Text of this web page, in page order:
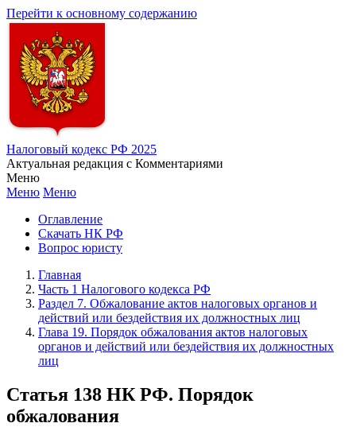
Перейти к основному содержанию
Налоговый кодекс РФ 2025
Актуальная редакция с Комментариями
Меню
Меню Меню
Оглавление
Скачать НК РФ
Вопрос юристу
Главная
Часть 1 Налогового кодекса РФ
Раздел 7. Обжалование актов налоговых органов и
действий или бездействия их должностных лиц
Глава 19. Порядок обжалования актов налоговых
органов и действий или бездействия их должностных
лиц
Статья 138 НК РФ. Порядок
обжалования